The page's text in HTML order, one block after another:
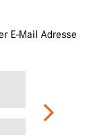
E-Mail Adresse